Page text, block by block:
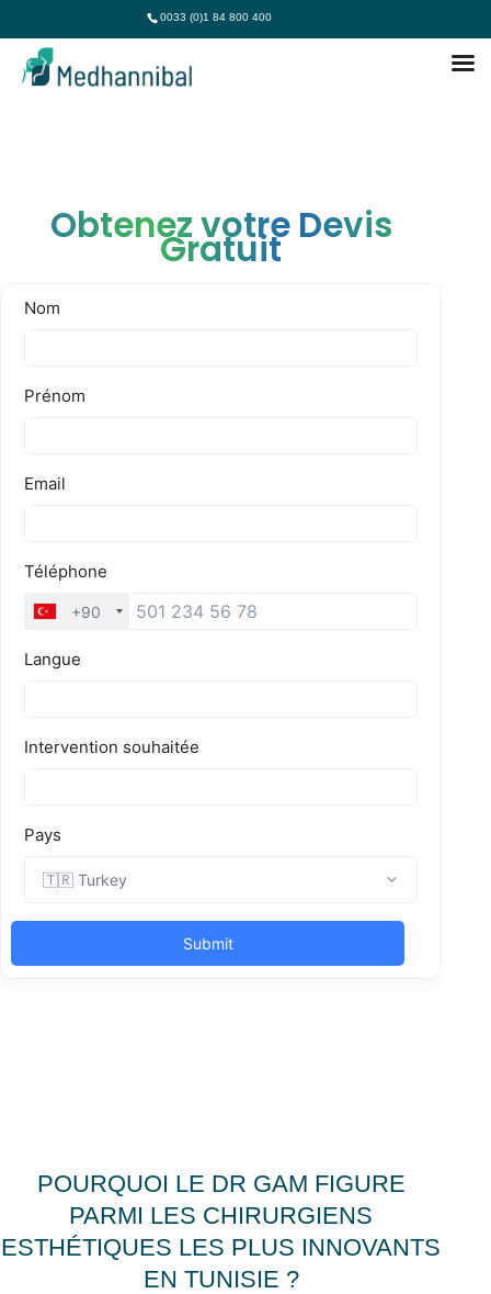
0033 (0)1 84 800 400
Obtenez votre Devis
Gratuit
POURQUOI LE DR GAM FIGURE
PARMI LES CHIRURGIENS
ESTHÉTIQUES LES PLUS INNOVANTS
EN TUNISIE ?